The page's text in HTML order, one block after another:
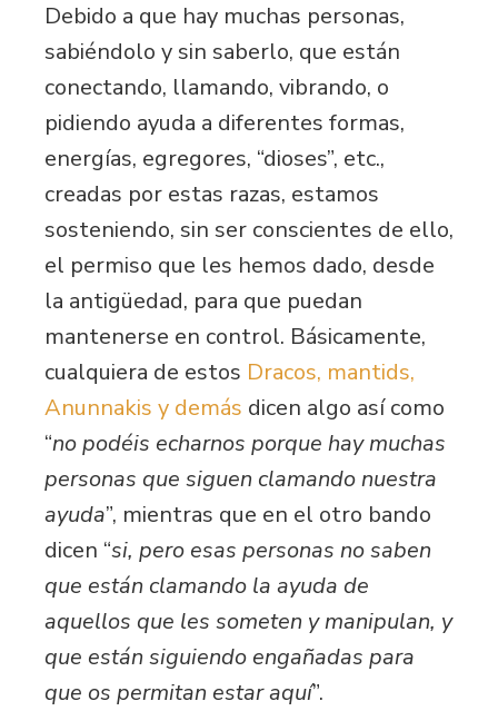
Debido a que hay muchas personas,
sabiéndolo y sin saberlo, que están
conectando, llamando, vibrando, o
pidiendo ayuda a diferentes formas,
energías, egregores, “dioses”, etc.,
creadas por estas razas, estamos
sosteniendo, sin ser conscientes de ello,
el permiso que les hemos dado, desde
la antigüedad, para que puedan
mantenerse en control. Básicamente,
cualquiera de estos Dracos, mantids,
Anunnakis y demás dicen algo así como
“no podéis echarnos porque hay muchas
personas que siguen clamando nuestra
ayuda”, mientras que en el otro bando
dicen “si, pero esas personas no saben
que están clamando la ayuda de
aquellos que les someten y manipulan, y
que están siguiendo engañadas para
que os permitan estar aquí”.